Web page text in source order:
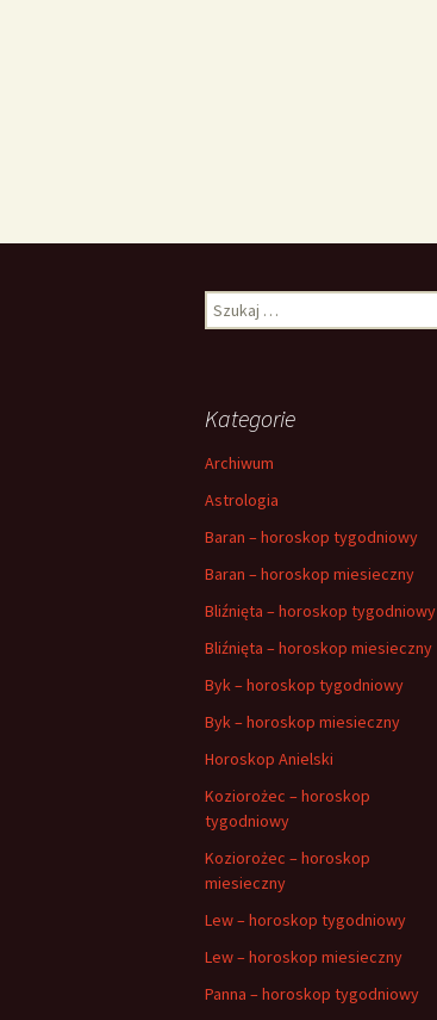
Szukaj:
Kategorie
Archiwum
Astrologia
Baran – horoskop tygodniowy
Baran – horoskop miesieczny
Bliźnięta – horoskop tygodniowy
Bliźnięta – horoskop miesieczny
Byk – horoskop tygodniowy
Byk – horoskop miesieczny
Horoskop Anielski
Koziorożec – horoskop
tygodniowy
Koziorożec – horoskop
miesieczny
Lew – horoskop tygodniowy
Lew – horoskop miesieczny
Panna – horoskop tygodniowy